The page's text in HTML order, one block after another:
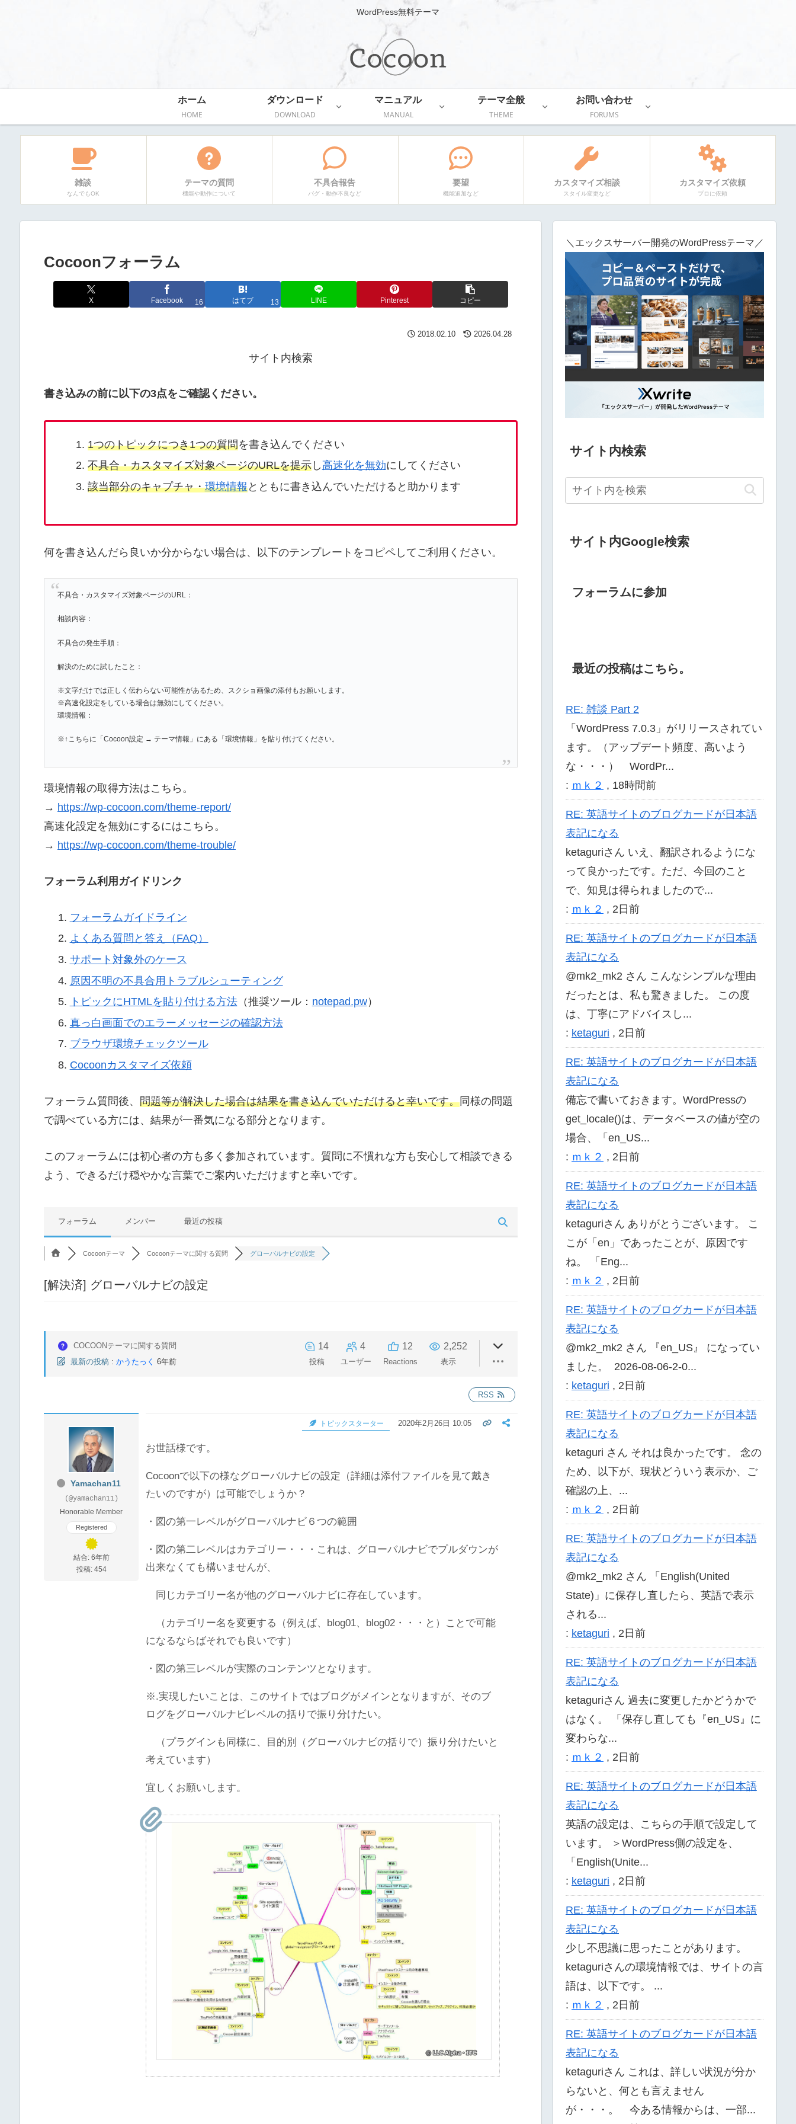
WordPress無料テーマ
ホーム
HOME
ダウンロード
DOWNLOAD
マニュアル
MANUAL
テーマ全般
THEME
お問い合わせ
FORUMS
雑談
なんでもOK
テーマの質問
機能や動作について
不具合報告
バグ・動作不良など
要望
機能追加など
カスタマイズ相談
スタイル変更など
カスタマイズ依頼
プロに依頼
Cocoonフォーラム
X Facebook 16 はてブ 13 LINE Pinterest コピー
2018.02.10 2026.04.28
サイト内検索
書き込みの前に以下の3点をご確認ください。
1つのトピックにつき1つの質問を書き込んでください
不具合・カスタマイズ対象ページのURLを提示し 高速化を無効にしてください
該当部分のキャプチャ・環境情報とともに書き込んでいただけると助かります
何を書き込んだら良いか分からない場合は、以下のテンプレートをコピペしてご利用ください。
不具合・カスタマイズ対象ページのURL：
相談内容：
不具合の発生手順：
解決のために試したこと：
※文字だけでは正しく伝わらない可能性があるため、スクショ画像の添付もお願いします。
※高速化設定をしている場合は無効にしてください。
環境情報：
※↑こちらに「Cocoon設定 → テーマ情報」にある「環境情報」を貼り付けてください。
環境情報の取得方法はこちら。
→ https://wp-cocoon.com/theme-report/
高速化設定を無効にするにはこちら。
→ https://wp-cocoon.com/theme-trouble/
フォーラム利用ガイドリンク
フォーラムガイドライン
よくある質問と答え（FAQ）
サポート対象外のケース
原因不明の不具合用トラブルシューティング
トピックにHTMLを貼り付ける方法（推奨ツール： notepad.pw）
真っ白画面でのエラーメッセージの確認方法
ブラウザ環境チェックツール
Cocoonカスタマイズ依頼
フォーラム質問後、 問題等が解決した場合は結果を書き込んでいただけると幸いです。同様の問題
で調べている方には、結果が一番気になる部分となります。
このフォーラムには初心者の方も多く参加されています。質問に不慣れな方も安心して相談できる
よう、できるだけ穏やかな言葉でご案内いただけますと幸いです。
フォーラム メンバー 最近の投稿
Cocoonテーマ Cocoonテーマに関する質問 グローバルナビの設定
[解決済] グローバルナビの設定
COCOONテーマに関する質問
最新の投稿 : かうたっく 6年前
14
投稿
4
ユーザー
12
Reactions
2,252
表示
RSS
Yamachan11
(@yamachan11)
Honorable Member
Registered
結合: 6年前
投稿: 454
トピックスターター 2020年2月26日 10:05
お世話様です。
Cocoonで以下の様なグローバルナビの設定（詳細は添付ファイルを見て戴き
たいのですが）は可能でしょうか？
・図の第一レベルがグローバルナビ６つの範囲
・図の第二レベルはカテゴリー・・・これは、グローバルナビでプルダウンが
出来なくても構いませんが、
同じカテゴリー名が他のグローバルナビに存在しています。
（カテゴリー名を変更する（例えば、blog01、blog02・・・と）ことで可能
になるならばそれでも良いです）
・図の第三レベルが実際のコンテンツとなります。
※.実現したいことは、このサイトではブログがメインとなりますが、そのブ
ログをグローバルナビレベルの括りで振り分けたい。
（プラグインも同様に、目的別（グローバルナビの括りで）振り分けたいと
考えています）
宜しくお願いします。
＼エックスサーバー開発のWordPressテーマ／
サイト内検索
サイト内Google検索
フォーラムに参加
最近の投稿はこちら。
RE: 雑談 Part 2
「WordPress 7.0.3」がリリースされてい
ます。（アップデート頻度、高いよう
な・・・） WordPr...
: ｍｋ２ , 18時間前
RE: 英語サイトのブログカードが日本語
表記になる
ketaguriさん いえ、翻訳されるようにな
って良かったです。ただ、今回のこと
で、知見は得られましたので...
: ｍｋ２ , 2日前
RE: 英語サイトのブログカードが日本語
表記になる
@mk2_mk2 さん こんなシンプルな理由
だったとは、私も驚きました。 この度
は、丁寧にアドバイスし...
: ketaguri , 2日前
RE: 英語サイトのブログカードが日本語
表記になる
備忘で書いておきます。WordPressの
get_locale()は、データベースの値が空の
場合、「en_US...
: ｍｋ２ , 2日前
RE: 英語サイトのブログカードが日本語
表記になる
ketaguriさん ありがとうございます。 こ
こが「en」であったことが、原因です
ね。 「Eng...
: ｍｋ２ , 2日前
RE: 英語サイトのブログカードが日本語
表記になる
@mk2_mk2 さん 『en_US』 になってい
ました。 2026-08-06-2-0...
: ketaguri , 2日前
RE: 英語サイトのブログカードが日本語
表記になる
ketaguri さん それは良かったです。 念の
ため、以下が、現状どういう表示か、ご
確認の上、...
: ｍｋ２ , 2日前
RE: 英語サイトのブログカードが日本語
表記になる
@mk2_mk2 さん 「English(United
State)」に保存し直したら、英語で表示
される...
: ketaguri , 2日前
RE: 英語サイトのブログカードが日本語
表記になる
ketaguriさん 過去に変更したかどうかで
はなく。 「保存し直しても『en_US』に
変わらな...
: ｍｋ２ , 2日前
RE: 英語サイトのブログカードが日本語
表記になる
英語の設定は、こちらの手順で設定して
います。 ＞WordPress側の設定を、
「English(Unite...
: ketaguri , 2日前
RE: 英語サイトのブログカードが日本語
表記になる
少し不思議に思ったことがあります。
ketaguriさんの環境情報では、サイトの言
語は、以下です。 ...
: ｍｋ２ , 2日前
RE: 英語サイトのブログカードが日本語
表記になる
ketaguriさん これは、詳しい状況が分か
らないと、何とも言えません
が・・・。 今ある情報からは、一部...